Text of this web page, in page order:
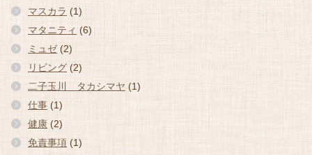
マスカラ (1)
マタニティ (6)
ミュゼ(2)
リビング (2)
二子玉川 タカシマヤ (1)
仕事 (1)
健康 (2)
免責事項 (1)